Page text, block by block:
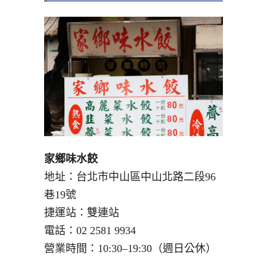
家鄉味水餃
地址：台北市中山區中山北路二段96
巷19號
捷運站：雙連站
電話：02 2581 9934
營業時間：10:30–19:30（週日公休）